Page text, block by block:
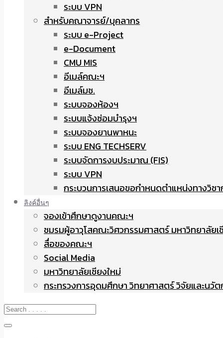
ระบบ VPN
สำหรับคณาจารย์/บุคลากร
ระบบ e-Project
e-Document
CMU MIS
อีเมล์คณะฯ
อีเมล์มช.
ระบบจองห้องฯ
ระบบแจ้งซ่อมบำรุงฯ
ระบบจองยานพาหนะ
ระบบ ENG TECHSERV
ระบบจัดการงบประมาณ (FIS)
ระบบ VPN
กระบวนการเสนอขอกำหนดตำแหน่งทางวิช
ลิงค์อื่นๆ
จองเข้าศึกษาดูงานคณะฯ
ชมรมผู้อาวุโสคณะวิศวกรรมศาสตร์ มหาวิทยาลัยเ
สื่อของคณะฯ
Social Media
มหาวิทยาลัยเชียงใหม่
กระทรวงการอุดมศึกษา วิทยาศาสตร์ วิจัยและนวั